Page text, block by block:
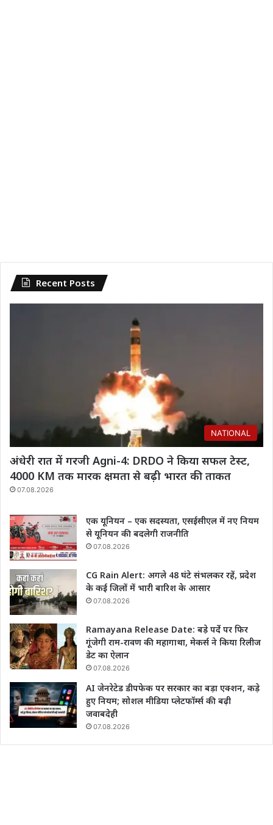
Recent Posts
NATIONAL
अंधेरी रात में गरजी Agni-4: DRDO ने किया सफल टेस्ट,
4000 KM तक मारक क्षमता से बढ़ी भारत की ताकत
07.08.2026
एक यूनियन – एक सदस्यता, एसईसीएल में नए नियम
से यूनियन की बदलेगी राजनीति
07.08.2026
CG Rain Alert: अगले 48 घंटे संभलकर रहें, प्रदेश
के कई जिलों में भारी बारिश के आसार
07.08.2026
Ramayana Release Date: बड़े पर्दे पर फिर
गूंजेगी राम-रावण की महागाथा, मेकर्स ने किया रिलीज
डेट का ऐलान
07.08.2026
AI जेनरेटेड डीपफेक पर सरकार का बड़ा एक्शन, कड़े
हुए नियम; सोशल मीडिया प्लेटफॉर्म्स की बढ़ी
जवाबदेही
07.08.2026